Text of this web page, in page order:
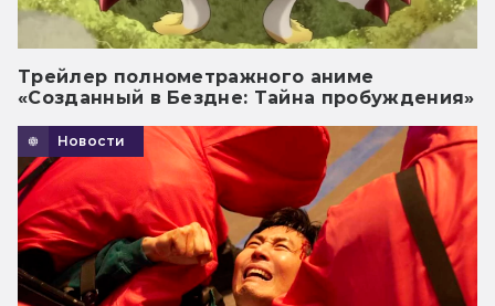
Трейлер полнометражного аниме
«Созданный в Бездне: Тайна пробуждения»
Новости